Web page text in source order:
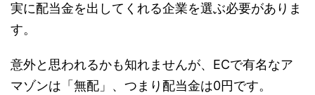
実に配当金を出してくれる企業を選ぶ必要がありま
す。
意外と思われるかも知れませんが、ECで有名なア
マゾンは「無配」、つまり配当金は0円です。